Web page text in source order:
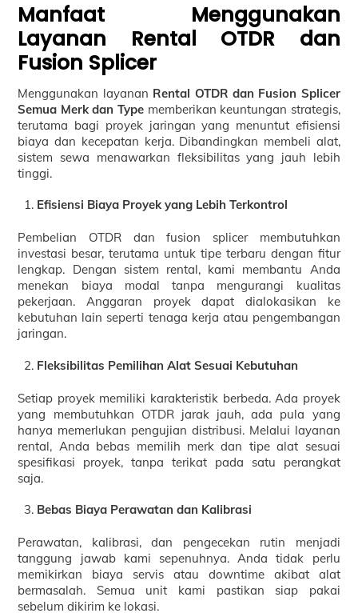
Manfaat Menggunakan
Layanan Rental OTDR dan
Fusion Splicer
Menggunakan layanan Rental OTDR dan Fusion Splicer
Semua Merk dan Type memberikan keuntungan strategis,
terutama bagi proyek jaringan yang menuntut efisiensi
biaya dan kecepatan kerja. Dibandingkan membeli alat,
sistem sewa menawarkan fleksibilitas yang jauh lebih
tinggi.
Efisiensi Biaya Proyek yang Lebih Terkontrol
Pembelian OTDR dan fusion splicer membutuhkan
investasi besar, terutama untuk tipe terbaru dengan fitur
lengkap. Dengan sistem rental, kami membantu Anda
menekan biaya modal tanpa mengurangi kualitas
pekerjaan. Anggaran proyek dapat dialokasikan ke
kebutuhan lain seperti tenaga kerja atau pengembangan
jaringan.
Fleksibilitas Pemilihan Alat Sesuai Kebutuhan
Setiap proyek memiliki karakteristik berbeda. Ada proyek
yang membutuhkan OTDR jarak jauh, ada pula yang
hanya memerlukan pengujian distribusi. Melalui layanan
rental, Anda bebas memilih merk dan tipe alat sesuai
spesifikasi proyek, tanpa terikat pada satu perangkat
saja.
Bebas Biaya Perawatan dan Kalibrasi
Perawatan, kalibrasi, dan pengecekan rutin menjadi
tanggung jawab kami sepenuhnya. Anda tidak perlu
memikirkan biaya servis atau downtime akibat alat
bermasalah. Semua unit kami pastikan siap pakai
sebelum dikirim ke lokasi.